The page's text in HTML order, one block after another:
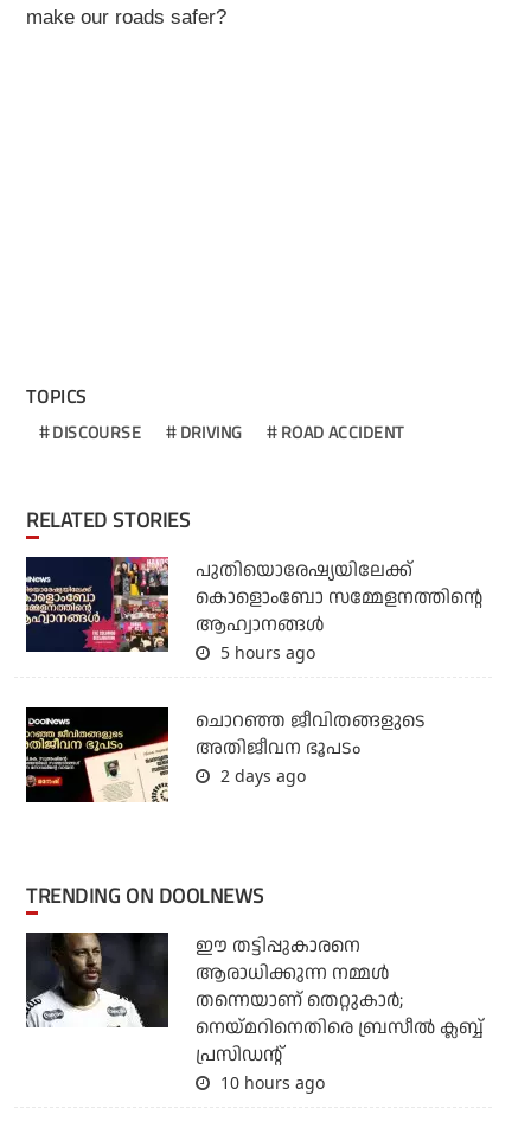
make our roads safer?
TOPICS
DISCOURSE DRIVING ROAD ACCIDENT
RELATED STORIES
പുതിയൊരേഷ്യയിലേക്ക്
കൊളൊംബോ സമ്മേളനത്തിന്റെ
ആഹ്വാനങ്ങള്‍
5 hours ago
ചൊറഞ്ഞ ജീവിതങ്ങളുടെ
അതിജീവന ഭൂപടം
2 days ago
TRENDING ON DOOLNEWS
ഈ തട്ടിപ്പുകാരനെ
ആരാധിക്കുന്ന നമ്മള്‍
തന്നെയാണ് തെറ്റുകാര്‍;
നെയ്മറിനെതിരെ ബ്രസീല്‍ ക്ലബ്ബ്
പ്രസിഡന്റ്
10 hours ago